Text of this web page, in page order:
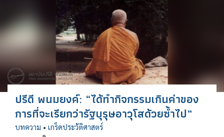
ปรีดี พนมยงค์: “ได้ทำกิจกรรมเกินค่าของ
การที่จะเรียกว่ารัฐบุรุษอาวุโสด้วยซ้ำไป”
บทความ • เกร็ดประวัติศาสตร์